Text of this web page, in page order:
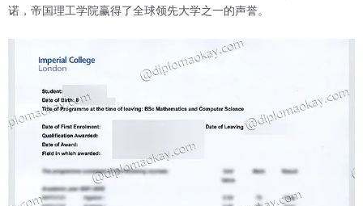
诺，帝国理工学院赢得了全球领先大学之一的声誉。